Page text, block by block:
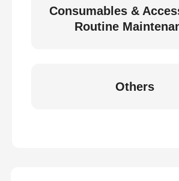
Consumables &
Routine
Others